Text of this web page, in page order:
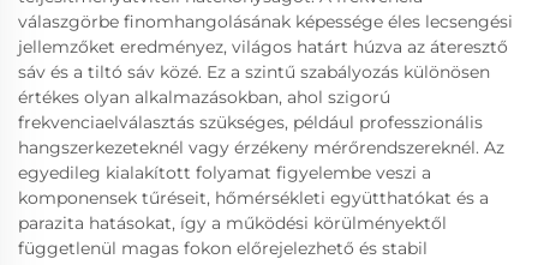
válaszgörbe finomhangolásának képessége éles lecsengési
jellemzőket eredményez, világos határt húzva az áteresztő
sáv és a tiltó sáv közé. Ez a szintű szabályozás különösen
értékes olyan alkalmazásokban, ahol szigorú
frekvenciaelválasztás szükséges, például professzionális
hangszerkezeteknél vagy érzékeny mérőrendszereknél. Az
egyedileg kialakított folyamat figyelembe veszi a
komponensek tűréseit, hőmérsékleti együtthatókat és a
parazita hatásokat, így a működési körülményektől
függetlenül magas fokon előrejelezhető és stabil